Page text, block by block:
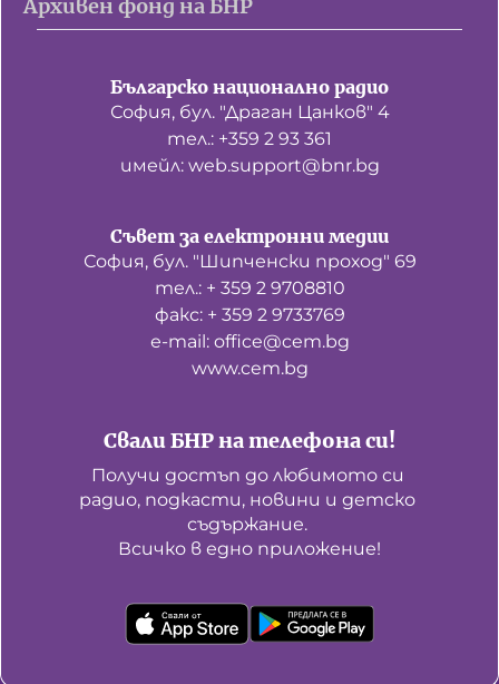
Архивен фонд на БНР
Българско национално радио
София, бул. "Драган Цанков" 4
тел.: +359 2 93 361
имейл: web.support@bnr.bg
Свали БНР на телефона си!
Получи достъп до любимото си
радио, подкасти, новини и детско
съдържание.
Всичко в едно приложение!
Съвет за електронни медии
София, бул. "Шипченски проход" 69
тел.: + 359 2 9708810
факс: + 359 2 9733769
е-mail: office@cem.bg
www.cem.bg